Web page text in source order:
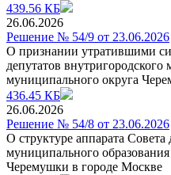
439.56 КБ
26.06.2026
Решение № 54/9 от 23.06.2026
О признании утратившими
депутатов
муниципального округа
436.45 КБ
26.06.2026
Решение № 54/8 от 23.06.2026
О структуре аппарата Совета
муниципального
Черемушки в городе Москве